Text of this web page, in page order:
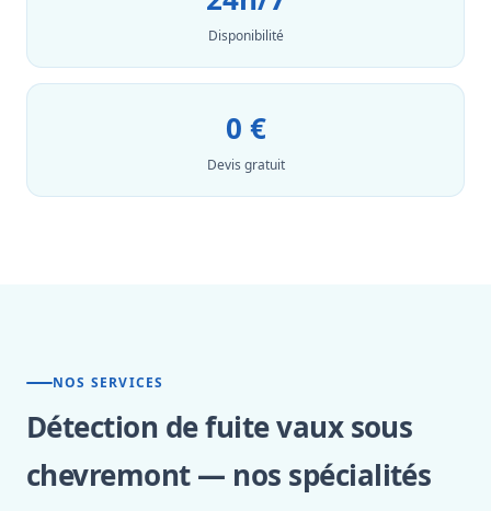
Disponibilité
0 €
Devis gratuit
NOS SERVICES
Détection de fuite vaux sous
chevremont — nos spécialités